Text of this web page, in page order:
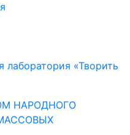
лаборатория «Творить
НАРОДНОГО